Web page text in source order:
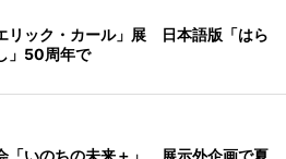
リック・カール」展 日本語版「はら
」50周年で
「いのちの未来＋」 展示外企画で夏